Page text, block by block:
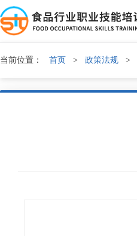
当前位置： 首页 > 政策法规 >